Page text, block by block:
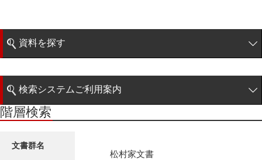
藩政文書
特定歴史公文書
諸家文書
資料を探す
階層検索
検索システムご利用案内
検索システムの利用について
更新履歴
階層検索
文書群名
松村家文書